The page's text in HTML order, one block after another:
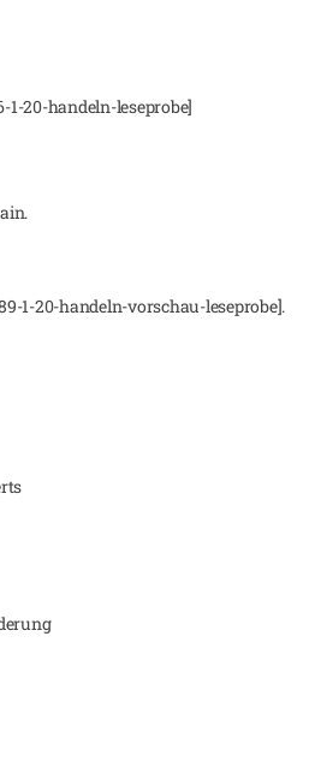
20-handeln-leseprobe]
1-20-handeln-vorschau-leseprobe].